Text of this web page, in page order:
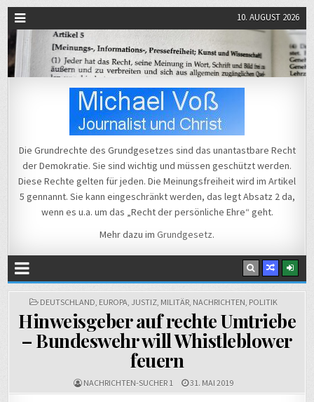
10. AUGUST 2026
Michael Voß
Die Grundrechte des Grundgesetzes sind das unantastbare Recht
der Demokratie. Sie sind wichtig und müssen geschützt werden.
Diese Rechte gelten für jeden. Die Meinungsfreiheit wird im Artikel
5 gennannt. Sie kann eingeschränkt werden, das legt Absatz 2 da,
wenn es u.a. um das „Recht der persönliche Ehre“ geht.
Mehr dazu im Grundgesetz.
POSTED
DEUTSCHLAND, EUROPA, JUSTIZ, MILITÄR, NACHRICHTEN, POLITIK
Hinweisgeber auf rechte Umtriebe
– Bundeswehr will Whistleblower
feuern
NACHRICHTEN-SUCHER 1 31. MAI 2019